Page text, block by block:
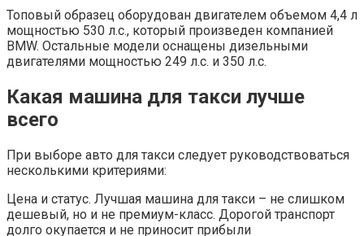
Топовый образец оборудован двигателем объемом 4,4 л
мощностью 530 л.с., который произведен компанией
BMW. Остальные модели оснащены дизельными
двигателями мощностью 249 л.с. и 350 л.с.
Какая машина для такси лучше
всего
При выборе авто для такси следует руководствоваться
несколькими критериями:
Цена и статус. Лучшая машина для такси – не слишком
дешевый, но и не премиум-класс. Дорогой транспорт
долго окупается и не приносит прибыли